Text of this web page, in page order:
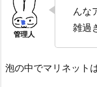
んな
雑過
泡の中でマリネット